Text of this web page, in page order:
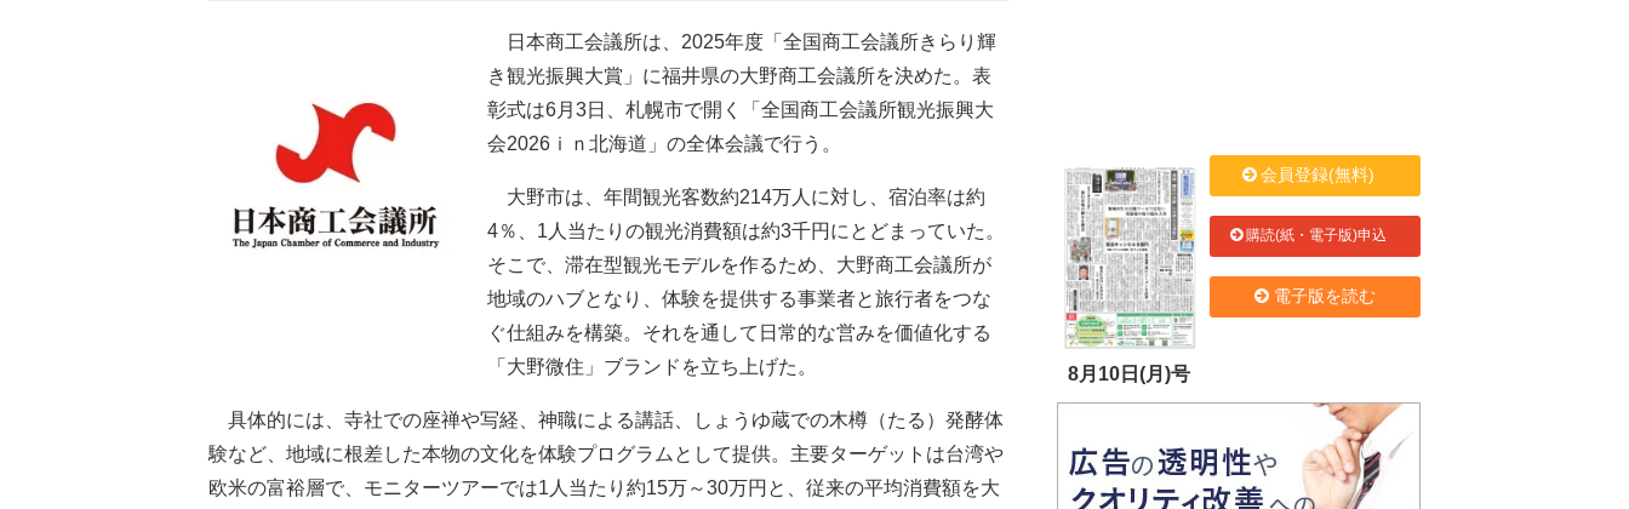
日本商工会議所は、2025年度「全国商工会議所きらり輝
き観光振興大賞」に福井県の大野商工会議所を決めた。表
彰式は6月3日、札幌市で開く「全国商工会議所観光振興大
会2026ｉｎ北海道」の全体会議で行う。
大野市は、年間観光客数約214万人に対し、宿泊率は約
4％、1人当たりの観光消費額は約3千円にとどまっていた。
そこで、滞在型観光モデルを作るため、大野商工会議所が
地域のハブとなり、体験を提供する事業者と旅行者をつな
ぐ仕組みを構築。それを通して日常的な営みを価値化する
「大野微住」ブランドを立ち上げた。
具体的には、寺社での座禅や写経、神職による講話、しょうゆ蔵での木樽（たる）発酵体
験など、地域に根差した本物の文化を体験プログラムとして提供。主要ターゲットは台湾や
欧米の富裕層で、モニターツアーでは1人当たり約15万～30万円と、従来の平均消費額を大
8月10日(月)号
会員登録(無料)
購読(紙・電子版)申込
電子版を読む